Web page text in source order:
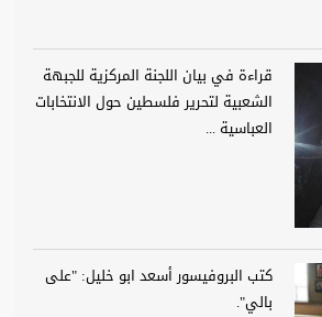
قراءة في بيان اللجنة المركزية للجبهة
الشعبية لتحرير فلسطين حول الانتخابات
العباسية ...
كتب البروفيسور أسعد ابو خليل: "على
بالي".